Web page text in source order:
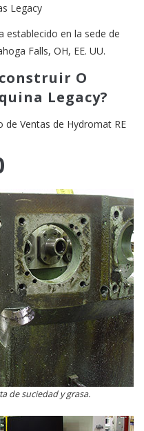
Legacy
establecido en la sede de
Falls, OH, EE. UU.
O
Legacy?
Ventas de Hydromat RE
de suciedad y grasa.